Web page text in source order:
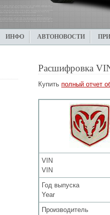
ИНФО АВТОНОВОСТИ
Расшифровка
Купить полный отчет
VIN
VIN
Год выпуска
Year
Производитель